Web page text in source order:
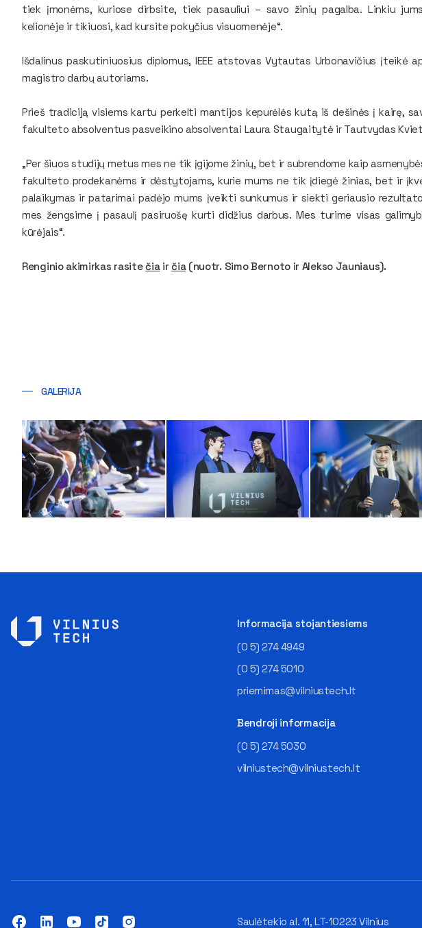
tiek įmonėms, kuriose dirbsite, tiek pasauliui – savo žinių pagalba. Linkiu
kelionėje ir tikiuosi, kad kursite pokyčius visuomenėje“.
Išdalinus paskutiniuosius diplomus, IEEE atstovas Vytautas Urbonavičius įteikė
magistro darbų autoriams.
Prieš tradiciją visiems kartu perkelti mantijos kepurėlės kutą iš dešinės į kairę,
fakulteto absolventus pasveikino absolventai Laura Staugaitytė ir Tautvydas
„Per šiuos studijų metus mes ne tik įgijome žinių, bet ir subrendome kaip
fakulteto prodekanėms ir dėstytojams, kurie mums ne tik įdiegė žinias, bet ir
palaikymas ir patarimai padėjo mums įveikti sunkumus ir siekti geriausio
mes žengsime į pasaulį pasiruošę kurti didžius darbus. Mes turime visas
kūrėjais“.
Renginio akimirkas rasitečiairčia(nuotr. Simo Bernoto ir Alekso Jauniaus).
GALERIJA
Informacija stojantiesiems
(0 5) 274 4949
(0 5) 274 5010
priemimas@vilniustech.lt
Bendroji informacija
(0 5) 274 5030
vilniustech@vilniustech.lt
Saulėtekio al. 11, LT-10223 Vilnius